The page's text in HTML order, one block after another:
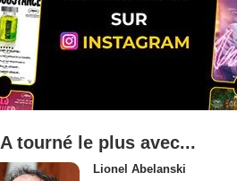
A tourné le plus avec...
Lionel Abelanski